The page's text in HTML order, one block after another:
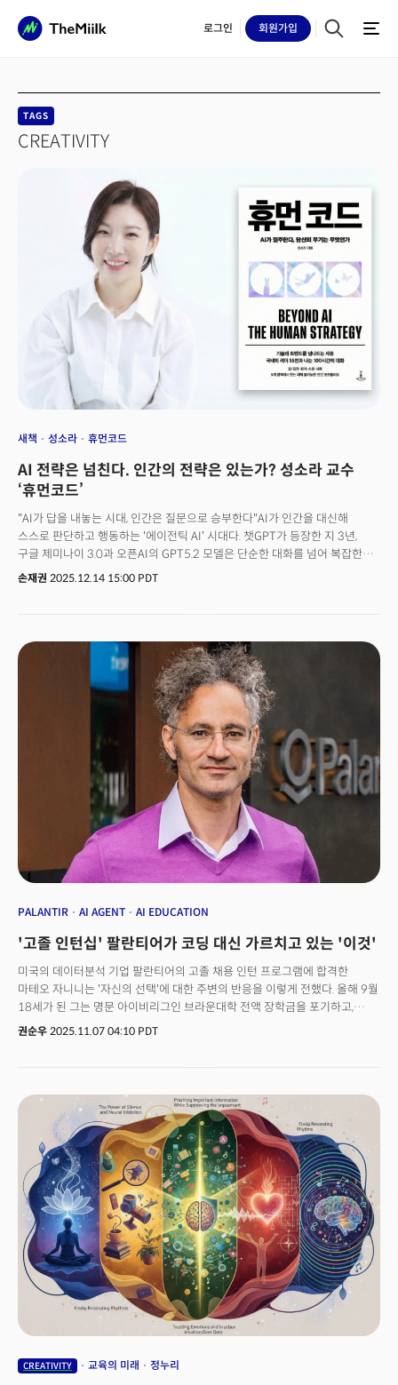
로그인 회원가입
TAGS
CREATIVITY
새책 성소라 휴먼코드
AI 전략은 넘친다. 인간의 전략은 있는가? 성소라 교수
‘휴먼코드’
"AI가 답을 내놓는 시대, 인간은 질문으로 승부한다"AI가 인간을 대신해
스스로 판단하고 행동하는 '에이전틱 AI' 시대다. 챗GPT가 등장한 지 3년,
구글 제미나이 3.0과 오픈AI의 GPT5.2 모델은 단순한 대화를 넘어 복잡한
업무를 자율적으로 수행하는 단계에 진입했다. 이 전환점에서 성소라 전
무엇인가?"라는 것이다.더밀크는 성소라 교수와의 심층 대담을 통해 AI 시대
인간 경쟁력의 본질을 탐색했다. 그가 제시하는 '휴먼 코드'는 단순한 생존
전략이 아니라, 기술이 사회의 규칙을 다시 쓰는 시대에 인간이 어떻게
주체성을 유지할 것인가에 대한 근본적 성찰이다.👉 『휴먼 코드: AI 시대,
인간으로 살아남는 법』 저자: 성소라 출판사: 더스퀘어
손재권 2025.12.14 15:00 PDT
PALANTIR AI AGENT AI EDUCATION
'고졸 인턴십' 팔란티어가 코딩 대신 가르치고 있는 '이것'
미국의 데이터분석 기업 팔란티어의 고졸 채용 인턴 프로그램에 합격한
마테오 자니니는 '자신의 선택'에 대한 주변의 반응을 이렇게 전했다. 올해 9월
18세가 된 그는 명문 아이비리그인 브라운대학 전액 장학금을 포기하고,
인턴과정을 택했다. 자니니는 "주변에서 팔란티어의 펠로우십을 해야한다고
프로젝트를 맡길까?"라며 반문했다. 인공지능(AI)의 등장으로 인한
'대학무용론'이 나오고 있는 가운데, 팔란티어의 최근 고교 졸업생 인턴십이
프로그램이 주목받고 있다. '메리토크라시 펠로우십(Meritocracy
Fellowship)'라는 이 프로그램은 500명이 넘는 고교 졸업생이 지원했고, 그중
22명이 1기 펠로우로 선발됐다. 팔란티어의 인턴십은 실리콘밸리에서도
이례적인 실험으로 평가받고 있다. 대부분의 테크 기업이 여름 인턴에게
제한된 프로젝트를 주고 멘토링 위주로 프로그램을 운영하는 것과 달리,
팔란티어는 4개월 풀타임 프로그램을 설계했다. 펠로우로 선발된 인턴들은 월
5400달러(약 780만원)의 급여를 받는다. 프로그램을 성공적으로 마친
펠로우에게는 대학 학위 없이도 팔란티어 정규직으로 전환될 수 있는 기회가
주어진다. 💡"대학은 고장났다" 팔란티어, 고졸인재 채용... AI시대 '학위
무용론'
권순우 2025.11.07 04:10 PDT
CREATIVITY 교육의 미래 정누리